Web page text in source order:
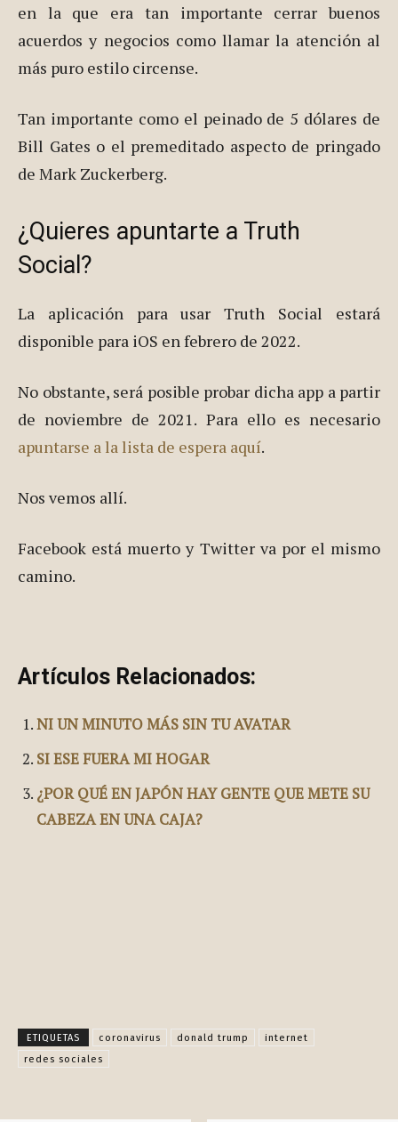
en la que era tan importante cerrar buenos
acuerdos y negocios como llamar la atención al
más puro estilo circense.
Tan importante como el peinado de 5 dólares de
Bill Gates o el premeditado aspecto de pringado
de Mark Zuckerberg.
¿Quieres apuntarte a Truth
Social?
La aplicación para usar Truth Social estará
disponible para iOS en febrero de 2022.
No obstante, será posible probar dicha app a partir
de noviembre de 2021. Para ello es necesario
apuntarse a la lista de espera aquí.
Nos vemos allí.
Facebook está muerto y Twitter va por el mismo
camino.
Artículos Relacionados:
NI UN MINUTO MÁS SIN TU AVATAR
SI ESE FUERA MI HOGAR
¿POR QUÉ EN JAPÓN HAY GENTE QUE METE SU
CABEZA EN UNA CAJA?
ETIQUETAS coronavirus donald trump
internet
redes sociales